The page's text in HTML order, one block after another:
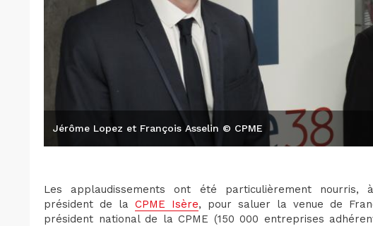
Jérôme Lopez et François Asselin © CPME
Les applaudissements ont été particulièrement nourris,
président de la CPME Isère, pour saluer la venue de
président national de la CPME (150 000 entreprises